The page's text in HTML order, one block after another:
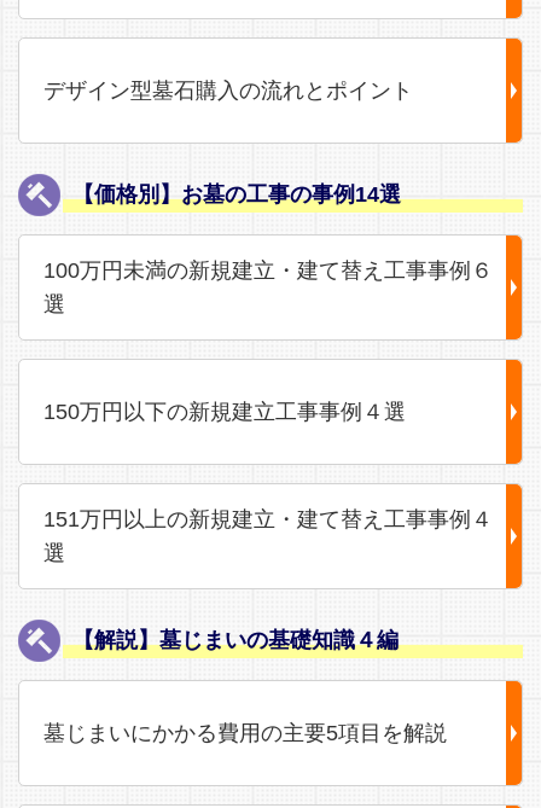
デザイン型墓石購入の流れとポイント
【価格別】お墓の工事の事例14選
100万円未満の新規建立・建て替え工事事例６
選
150万円以下の新規建立工事事例４選
151万円以上の新規建立・建て替え工事事例４
選
【解説】墓じまいの基礎知識４編
墓じまいにかかる費用の主要5項目を解説